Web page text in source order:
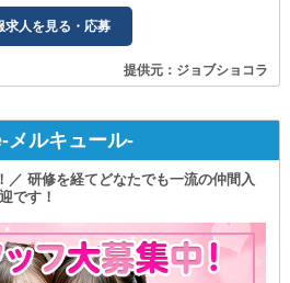
求人を見る・応募
提供元：ジョブショコラ
ルキュール-
／ 研修を経てどなたでも一流の仲間入
です！